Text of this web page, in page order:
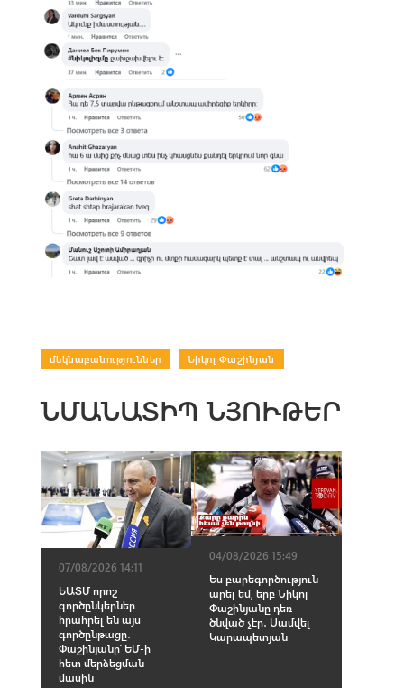
մեկնաբանություններ Նիկոլ Փաշինյան
ՆՄԱՆԱՏԻՊ ՆՅՈՒԹԵՐ
07/08/2026 14:11
ԵԱՏՄ որոշ
գործընկերներ
հրահրել են այս
գործընթացը․
Փաշինյանը՝ ԵՄ-ի
հետ մերձեցման
մասին
04/08/2026 15:49
Ես բարեգործություն
արել եմ, երբ Նիկոլ
Փաշինյանը դեռ
ծնված չէր․ Սամվել
Կարապետյան